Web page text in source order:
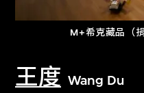
M+希克藏品（
王度 Wang Du
關於M+藏品
文化藏品。